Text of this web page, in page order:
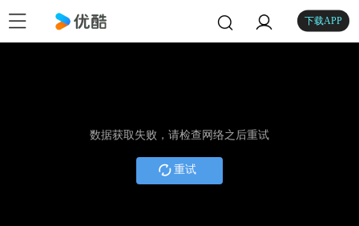
下载APP
数据获取失败，请检查网络之后重试
重试